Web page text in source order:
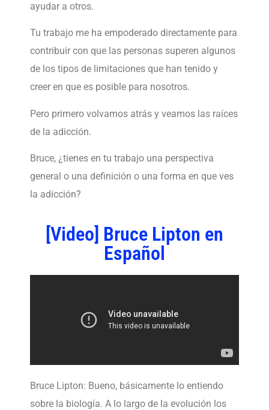
ayudar a otros.
Tu trabajo me ha empoderado directamente para
contribuir con que las personas superen algunos
de los tipos de limitaciones que han tenido y
creer en que es posible para nosotros.
Pero primero volvamos atrás y veamos las raíces
de la adicción.
Bruce, ¿tienes en tu trabajo una perspectiva
general o una definición o una forma en que ves
la adicción?
[Video] Bruce Lipton en
Español
Bruce Lipton: Bueno, básicamente lo entiendo
sobre la biología. A lo largo de la evolución los